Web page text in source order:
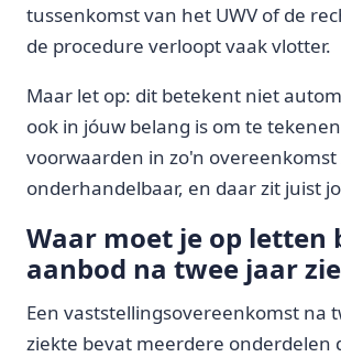
tussenkomst van het UWV of de
de procedure verloopt vaak vlotter.
Maar let op: dit betekent niet
ook in jóuw belang is om te
voorwaarden in zo'n overeenkomst
onderhandelbaar, en daar zit juist
Waar moet je op letten
aanbod na twee jaar
Een vaststellingsovereenkomst na
ziekte bevat meerdere onderdelen